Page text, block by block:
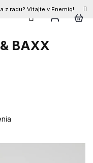
z radu? Vitajte v Enemiq!
BAXX